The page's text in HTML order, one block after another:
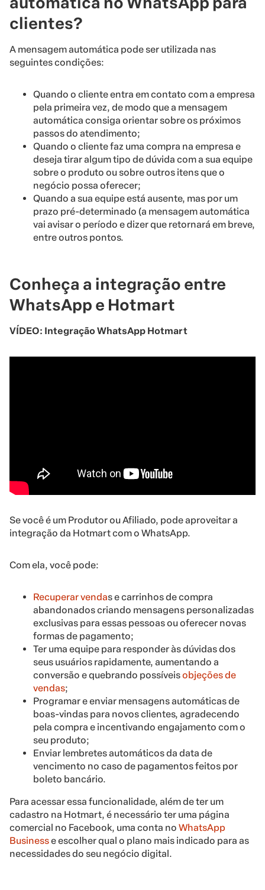
clientes?
A mensagem automática pode ser utilizada nas
seguintes condições:
Quando o cliente entra em contato com a empresa
pela primeira vez, de modo que a mensagem
automática consiga orientar sobre os próximos
passos do atendimento;
Quando o cliente faz uma compra na empresa e
deseja tirar algum tipo de dúvida com a sua equipe
sobre o produto ou sobre outros itens que o
negócio possa oferecer;
Quando a sua equipe está ausente, mas por um
prazo pré-determinado (a mensagem automática
vai avisar o período e dizer que retornará em breve,
entre outros pontos.
Conheça a integração entre
WhatsApp e Hotmart
VÍDEO: Integração WhatsApp Hotmart
Se você é um Produtor ou Afiliado, pode aproveitar a
integração da Hotmart com o WhatsApp.
Com ela, você pode:
Recuperar vendas e carrinhos de compra
abandonados criando mensagens personalizadas
exclusivas para essas pessoas ou oferecer novas
formas de pagamento;
Ter uma equipe para responder às dúvidas dos
seus usuários rapidamente, aumentando a
conversão e quebrando possíveisobjeções de
vendas;
Programar e enviar mensagens automáticas de
boas-vindas para novos clientes, agradecendo
pela compra e incentivando engajamento com o
seu produto;
Enviar lembretes automáticos da data de
vencimento no caso de pagamentos feitos por
boleto bancário.
Para acessar essa funcionalidade, além de ter um
cadastro na Hotmart, é necessário ter uma página
comercial no Facebook, uma conta no WhatsApp
Businesse escolher qual o plano mais indicado para as
necessidades do seu negócio digital.